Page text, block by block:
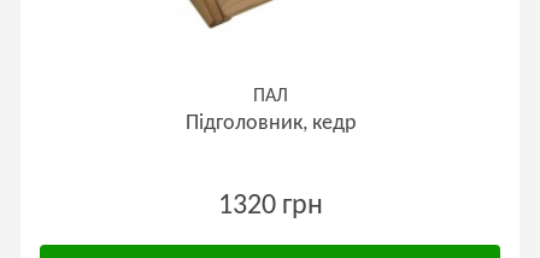
ПАЛ
Підголовник, кедр
1320 грн